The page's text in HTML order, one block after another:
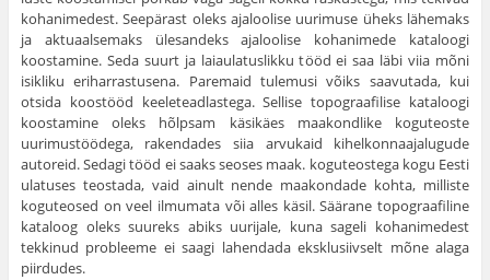
koha­nimedest. Seepärast oleks ajaloolise uurimuse üheks lähemaks
ja aktu­aalsemaks ülesandeks ajaloolise kohanimede kataloogi
koostamine. Seda suurt ja laiaulatuslikku tööd ei saa läbi viia mõni
isikliku eriharrastusena. Paremaid tulemusi võiks saavutada, kui
otsida koostööd keeleteadlas­tega. Sellise topograafilise kataloogi
koostamine oleks hõlpsam käsikäes maakondlike koguteoste
uurimustöödega, rakendades siia arvukaid kihelkonnaajalugude
autoreid. Sedagi tööd ei saaks seoses maak. kogu­teostega kogu Eesti
ulatuses teostada, vaid ainult nende maakondade kohta, milliste
koguteosed on veel ilmumata või alles käsil. Säärane topo­graafiline
kataloog oleks suureks abiks uurijale, kuna sageli kohanimedest
tekkinud probleeme ei saagi lahendada eksklusiivselt mõne alaga
piir­dudes.